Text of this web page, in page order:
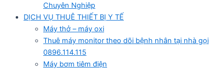
Chuyên Nghiệp
DỊCH VỤ THUÊ THIẾT BỊ Y TẾ
Máy thở – máy oxi
Thuê máy monitor theo dõi bệnh nhân tại nhà gọi
0896.114.115
Máy bơm tiêm điện